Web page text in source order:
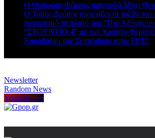
Ο Θοδωρής Φέρρης τραγουδά Μίκη
Ο Τάσος Δούσης συνεχίζει το ταξίδι
προορισμό το πλατό του “Πιο
“ΣΤΟΥΝΤΙΟ 4” με τον Χρήστο
Καραβάτου τον Σεπτέμβριο στην ΕΡΤ1
Newsletter
Random News
Youtube live